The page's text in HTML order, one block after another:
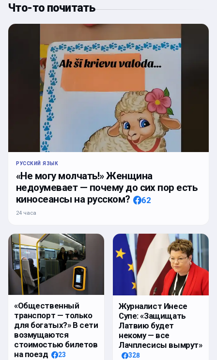
Что-то почитать
РУССКИЙ ЯЗЫК
«Не могу молчать!» Женщина
недоумевает — почему до сих пор есть
киносеансы на русском?
62
24 часа
«Общественный
транспорт — только
для богатых?» В сети
возмущаются
стоимостью билетов
на поезд
23
Журналист Инесе
Супе: «Защищать
Латвию будет
некому — все
Лачплесисы вымрут»
328